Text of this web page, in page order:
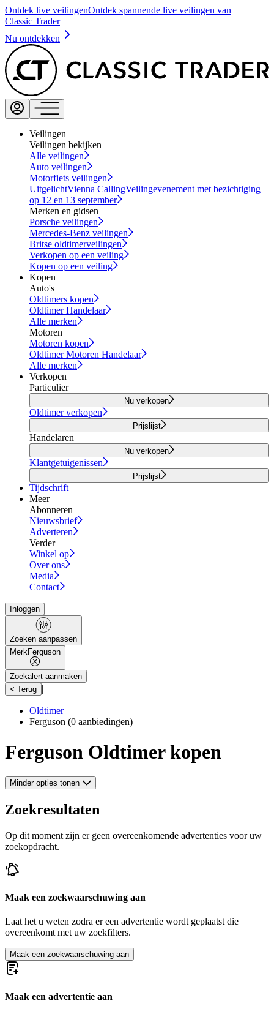
Ontdek live veilingenOntdek spannende live veilingen van
Classic Trader
Nu ontdekken
Veilingen
Veilingen bekijken
Alle veilingen
Auto veilingen
Motorfiets veilingen
UitgelichtVienna CallingVeilingevenement met bezichtiging
op 12 en 13 september
Merken en gidsen
Porsche veilingen
Mercedes-Benz veilingen
Britse oldtimerveilingen
Verkopen op een veiling
Kopen op een veiling
Kopen
Auto's
Oldtimers kopen
Oldtimer Handelaar
Alle merken
Motoren
Motoren kopen
Oldtimer Motoren Handelaar
Alle merken
Verkopen
Particulier
Nu verkopen
Oldtimer verkopen
Prijslijst
Handelaren
Nu verkopen
Klantgetuigenissen
Prijslijst
Tijdschrift
Meer
Abonneren
Nieuwsbrief
Adverteren
Verder
Winkel op
Over ons
Media
Contact
Inloggen
Zoeken aanpassen
MerkFerguson
Zoekalert aanmaken
< Terug |
Oldtimer
Ferguson (0 aanbiedingen)
Ferguson Oldtimer kopen
Minder opties tonen
Zoekresultaten
Op dit moment zijn er geen overeenkomende advertenties voor uw
zoekopdracht.
Maak een zoekwaarschuwing aan
Laat het u weten zodra er een advertentie wordt geplaatst die
overeenkomt met uw zoekfilters.
Maak een zoekwaarschuwing aan
Maak een advertentie aan